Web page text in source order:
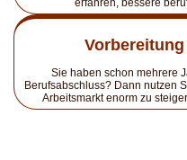
Sie haben schon mehrere
Berufsabschluss? Dann nutzen
Arbeitsmarkt enorm zu